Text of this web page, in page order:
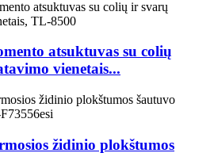
atsuktuvas su colių
vienetais...
židinio plokštumos